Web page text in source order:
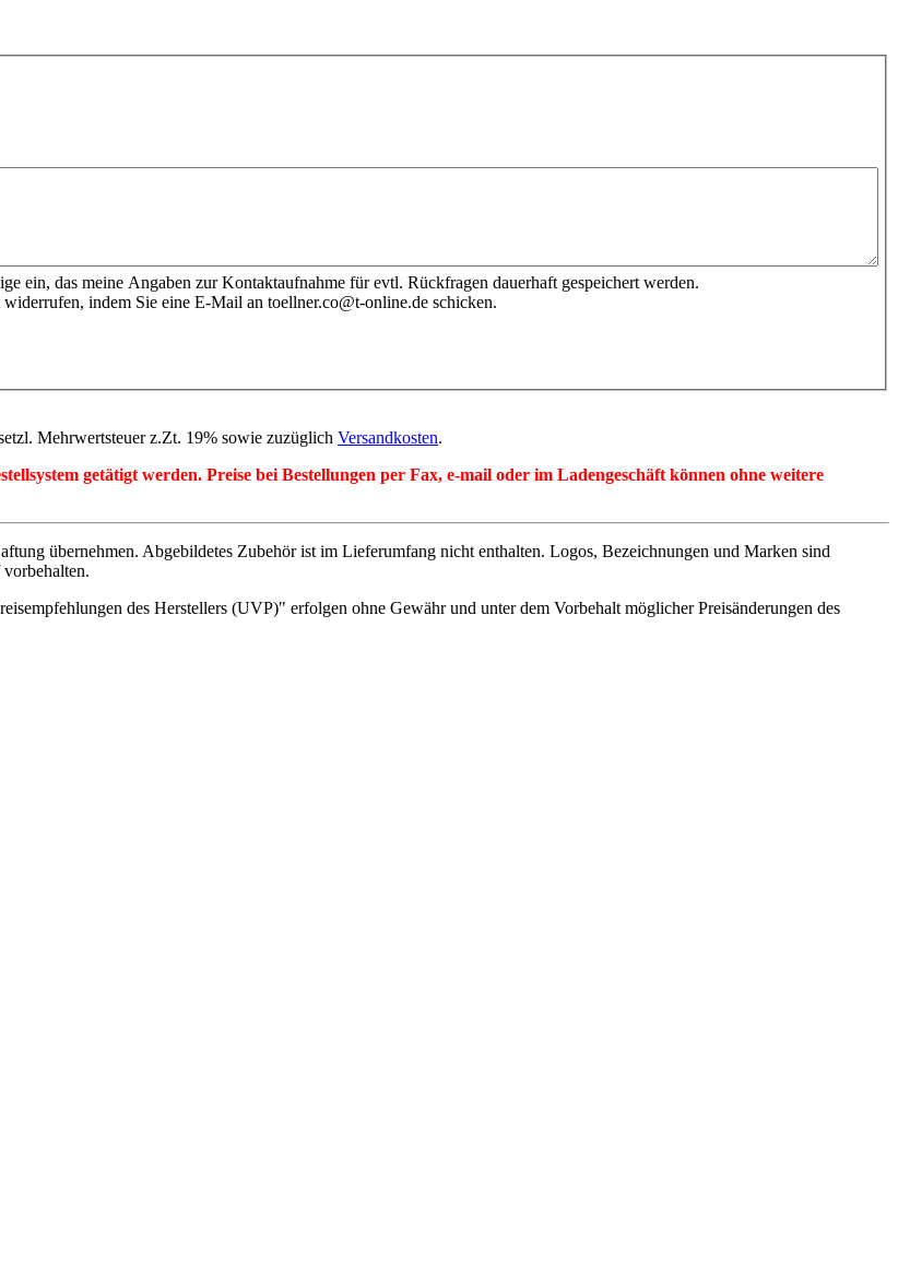
ein, das meine Angaben zur Kontaktaufnahme für evtl. Rückfragen dauerhaft gespeichert werden.
indem Sie eine E-Mail an toellner.co@t-online.de schicken.
Mehrwertsteuer z.Zt. 19% sowie zuzüglich Versandkosten.
getätigt werden. Preise bei Bestellungen per Fax, e-mail oder im Ladengeschäft können ohne weitere
übernehmen. Abgebildetes Zubehör ist im Lieferumfang nicht enthalten. Logos, Bezeichnungen und Marken sind
des Herstellers (UVP)" erfolgen ohne Gewähr und unter dem Vorbehalt möglicher Preisänderungen des